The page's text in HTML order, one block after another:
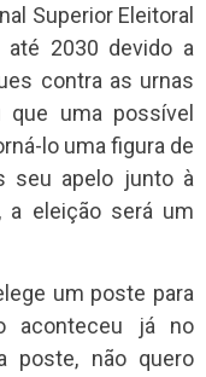
Superior Eleitoral
até 2030 devido a
contra as urnas
uma possível
lo uma figura de
seu apelo junto à
a eleição será um
um poste para
aconteceu já no
poste, não quero